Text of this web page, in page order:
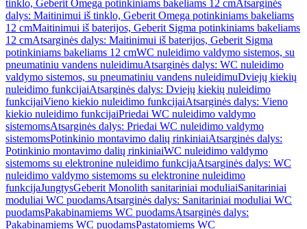
tinklo, Geberit Omega potinkiniams bakeliams 12 cmAtsarginės
dalys: Maitinimui iš tinklo, Geberit Omega potinkiniams bakeliams
12 cmMaitinimui iš baterijos, Geberit Sigma potinkiniams bakeliams
12 cmAtsarginės dalys: Maitinimui iš baterijos, Geberit Sigma
potinkiniams bakeliams 12 cmWC nuleidimo valdymo sistemos, su
pneumatiniu vandens nuleidimuAtsarginės dalys: WC nuleidimo
valdymo sistemos, su pneumatiniu vandens nuleidimuDviejų kiekių
nuleidimo funkcijaiAtsarginės dalys: Dviejų kiekių nuleidimo
funkcijaiVieno kiekio nuleidimo funkcijaiAtsarginės dalys: Vieno
kiekio nuleidimo funkcijaiPriedai WC nuleidimo valdymo
sistemomsAtsarginės dalys: Priedai WC nuleidimo valdymo
sistemomsPotinkinio montavimo dalių rinkiniaiAtsarginės dalys:
Potinkinio montavimo dalių rinkiniaiWC nuleidimo valdymo
sistemoms su elektronine nuleidimo funkcijaAtsarginės dalys: WC
nuleidimo valdymo sistemoms su elektronine nuleidimo
funkcijaJungtysGeberit Monolith sanitariniai moduliaiSanitariniai
moduliai WC puodamsAtsarginės dalys: Sanitariniai moduliai WC
puodamsPakabinamiems WC puodamsAtsarginės dalys:
Pakabinamiems WC puodamsPastatomiems WC